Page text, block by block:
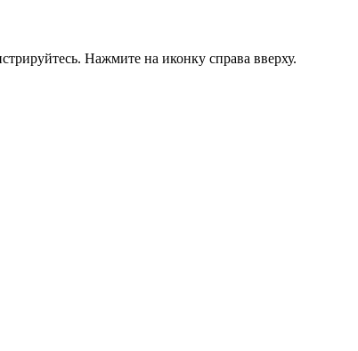
Нажмите на иконку справа вверху.